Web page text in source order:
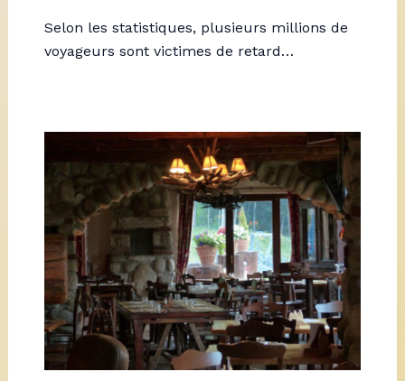
Selon les statistiques, plusieurs millions de
voyageurs sont victimes de retard…